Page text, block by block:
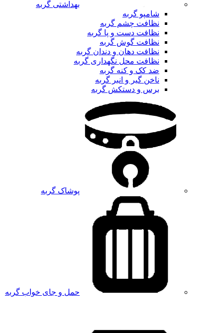
بهداشتی گربه
شامپو گربه
نظافت چشم گربه
نظافت دست و پا گربه
نظافت گوش گربه
نظافت دهان و دندان گربه
نظافت محل نگهداری گربه
ضد کک و کنه گربه
ناخن گیر و انبر گربه
برس و دستکش گربه
پوشاک گربه
حمل و جای خواب گربه